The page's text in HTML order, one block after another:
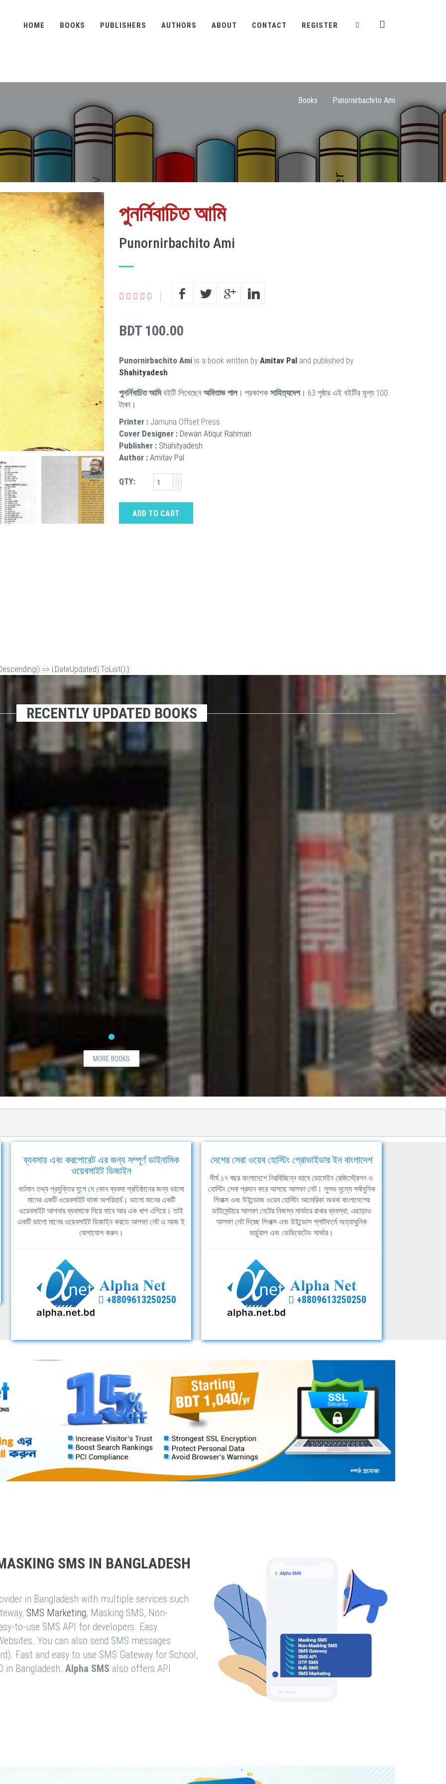
HOME BOOKS PUBLISHERS AUTHORS ABOUT CONTACT REGISTER
Books Punornirbachito Ami
পুনর্নিবাচিত আমি
Punornirbachito Ami
BDT 100.00
Punornirbachito Ami is a book written by Amitav Pal and published by
Shahityadesh.
পুনর্নিবাচিত আমিবইটি লিখেছেন অমিতাভ পাল। প্রকাশক সাহিত্যদেশ। 63 পৃষ্ঠার এই বইটির মূল্য 100
টাকা।
Printer : Jamuna Offset Press
Cover Designer : Dewan Atiqur Rahman
Publisher : Shahityadesh
Author : Amitav Pal
QTY:
ADD TO CART
=> i.DateUpdated).ToList();}
RECENTLY UPDATED BOOKS
MORE BOOKS
ব্যবসায় এবং করপোরেট এর জন্য সম্পূর্ণ ডাইনামিক
ওয়েবসাইট ডিজাইন
বর্তমান তথ্য প্রযুক্তির যুগে যে কোন ব্যবসা প্রতিষ্ঠানের জন্য ভালো
মানের একটি ওয়েবসাইট থাকা অপরিহার্য। ভালো মানের একটি
ওয়েবসাইট আপনার ব্যবসাকে নিয়ে যাবে আর এক ধাপ এগিয়ে। তাই
একটি ভালো মানের ওয়েবসাইট ডিজাইন করতে আলফা নেট এ আজ ই
যোগাযোগ করুন।
+8809613250250
দেশের সেরা ওয়েব হোস্টিং প্রোভাইডার ইন বাংলাদেশ
দীর্ঘ ১৭ বছর বাংলাদেশে নিরবিচ্ছিন্ন ভাবে ডোমেইন রেজিস্ট্রেশন ও
হোস্টিং সেবা প্রদান করে আসছে আলফা নেট। সুলভ মূল্যে সর্বাধুনিক
লিনাক্স এবং উইন্ডোজ ওয়েব হোস্টিং আমেরিকা অথবা বাংলাদেশের
ডাটাসেন্টারে আলফা নেটের নিজস্ব সার্ভারে রাখার ব্যবস্থা, এছাড়াও
আলফা নেট দিচ্ছে লিনাক্স এবং উইন্ডোস প্লাটফর্মে অত্যাধুনিক
ভার্চুয়াল এবং ডেডিকেটেড সার্ভার।
+8809613250250
SMS IN BANGLADESH
in Bangladesh with multiple services such
SMS Marketing, Masking SMS, Non-
to-use SMS API for developers. Easy
You can also send SMS messages
Fast and easy to use SMS Gateway for School,
in Bangladesh. Alpha SMS also offers API